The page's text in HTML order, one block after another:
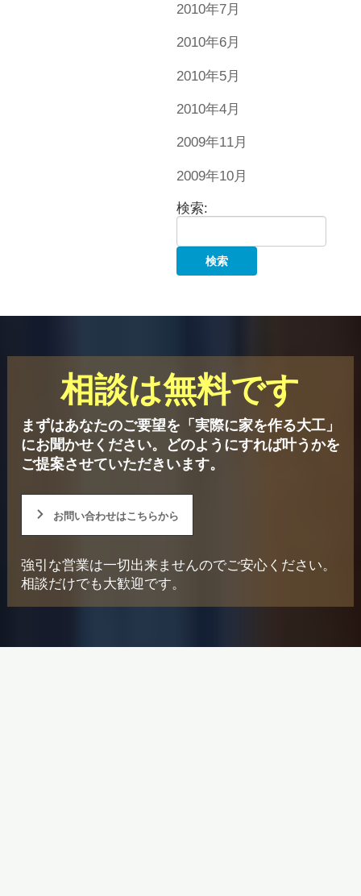
2010年7月
2010年6月
2010年5月
2010年4月
2009年11月
2009年10月
検索:
相談は無料です
まずはあなたのご要望を「実際に家を作る大工」
にお聞かせください。
どのようにすれば叶うかを
ご提案させていただきいます。
お問い合わせはこちらから
強引な営業は一切出来ませんのでご安心ください。
相談だけでも大歓迎です。